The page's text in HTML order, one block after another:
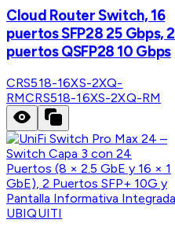
Cloud Router Switch, 16
puertos SFP28 25 Gbps, 2
puertos QSFP28 10 Gbps
CRS518-16XS-2XQ-
RMCRS518-16XS-2XQ-RM
UBIQUITI